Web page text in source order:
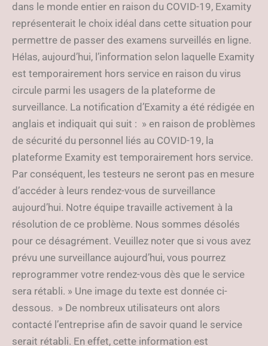
dans le monde entier en raison du COVID-19, Examity
représenterait le choix idéal dans cette situation pour
permettre de passer des examens surveillés en ligne.
Hélas, aujourd’hui, l’information selon laquelle Examity
est temporairement hors service en raison du virus
circule parmi les usagers de la plateforme de
surveillance. La notification d’Examity a été rédigée en
anglais et indiquait qui suit : » en raison de problèmes
de sécurité du personnel liés au COVID-19, la
plateforme Examity est temporairement hors service.
Par conséquent, les testeurs ne seront pas en mesure
d’accéder à leurs rendez-vous de surveillance
aujourd’hui. Notre équipe travaille activement à la
résolution de ce problème. Nous sommes désolés
pour ce désagrément. Veuillez noter que si vous avez
prévu une surveillance aujourd’hui, vous pourrez
reprogrammer votre rendez-vous dès que le service
sera rétabli. » Une image du texte est donnée ci-
dessous. » De nombreux utilisateurs ont alors
contacté l’entreprise afin de savoir quand le service
serait rétabli. En effet, cette information est